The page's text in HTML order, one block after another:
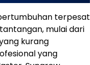
terpesat
mulai dari
kurang
yang